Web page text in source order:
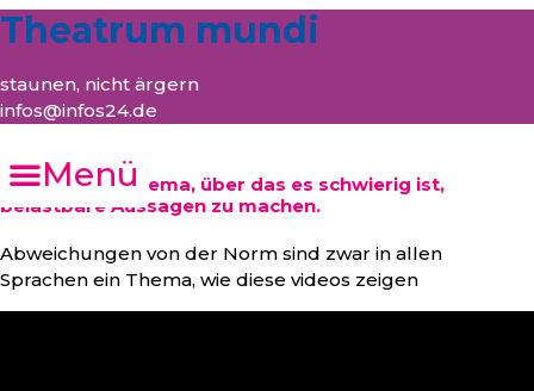
Theatrum mundi
staunen, nicht ärgern
infos@infos24.de
Menü
Dialekte: Ein Thema, über das es schwierig ist,
belastbare Aussagen zu machen.
Abweichungen von der Norm sind zwar in allen
Sprachen ein Thema, wie diese videos zeigen